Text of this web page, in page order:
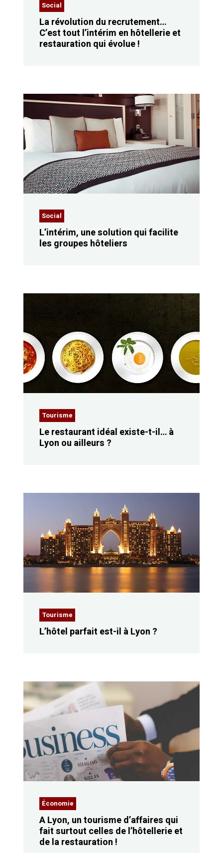
Social
La révolution du recrutement…
C’est tout l’intérim en hôtellerie et
restauration qui évolue !
Social
L’intérim, une solution qui facilite
les groupes hôteliers
Tourisme
Le restaurant idéal existe-t-il… à
Lyon ou ailleurs ?
Tourisme
L’hôtel parfait est-il à Lyon ?
Économie
A Lyon, un tourisme d’affaires qui
fait surtout celles de l’hôtellerie et
de la restauration !